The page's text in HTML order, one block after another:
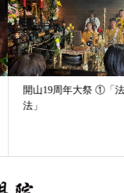
19周年大祭 ①「法華懺